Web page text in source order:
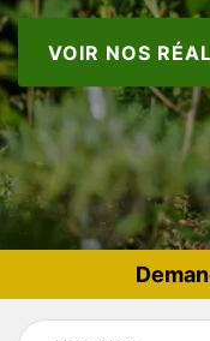
VOIR NOS